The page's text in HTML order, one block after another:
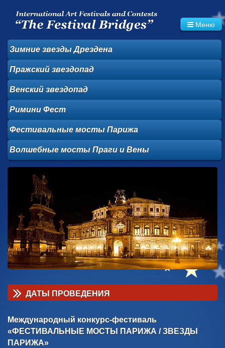
Меню
Зимние звездыДрездена
Пражскийзвездопад
Венский звездопад
Римини Фест
Фестивальныемосты Парижа
Волшебныемосты Праги иВены
ДАТЫ ПРОВЕДЕНИЯ
Международный конкурс-фестиваль
«ФЕСТИВАЛЬНЫЕ МОСТЫ ПАРИЖА / ЗВЕЗДЫ
ПАРИЖА»